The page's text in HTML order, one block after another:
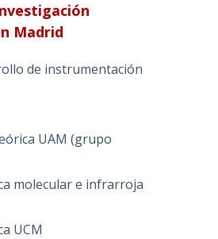
Madrid
de instrumentación
UAM (grupo
molecular e infrarroja
UCM